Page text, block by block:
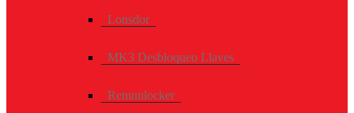
Lonsdor
MK3 Desbloqueo Llaves
Remunlocker